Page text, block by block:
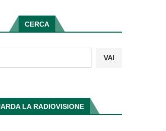
CERCA
VAI
LA RADIOVISIONE